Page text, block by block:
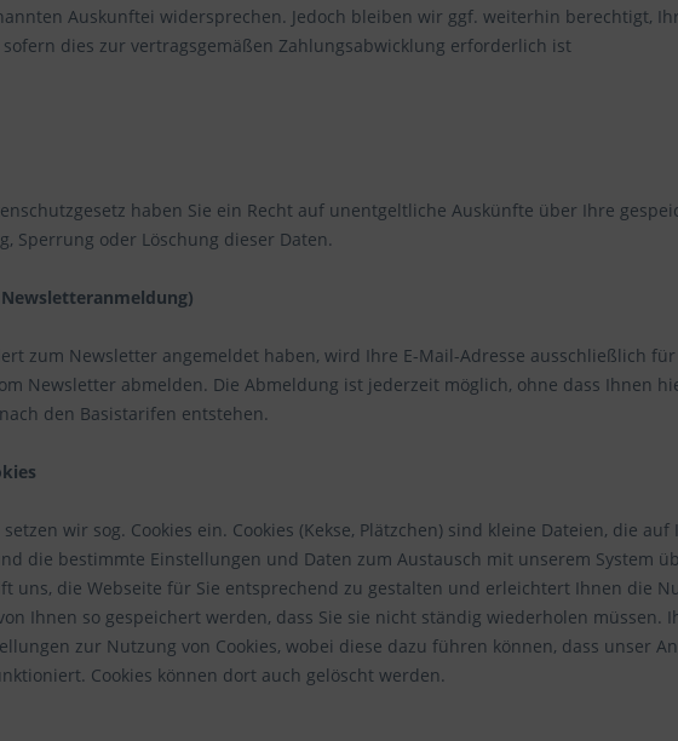
Auskunftei widersprechen. Jedoch bleiben wir ggf. weiterhin berechtigt,
dies zur vertragsgemäßen Zahlungsabwicklung erforderlich ist
haben Sie ein Recht auf unentgeltliche Auskünfte über Ihre
Sperrung oder Löschung dieser Daten.
zum Newsletter angemeldet haben, wird Ihre E-Mail-Adresse ausschließlich für
Newsletter abmelden. Die Abmeldung ist jederzeit möglich, ohne dass Ihnen
den Basistarifen entstehen.
wir sog. Cookies ein. Cookies (Kekse, Plätzchen) sind kleine Dateien, die
die bestimmte Einstellungen und Daten zum Austausch mit unserem System
uns, die Webseite für Sie entsprechend zu gestalten und erleichtert Ihnen die
Ihnen so gespeichert werden, dass Sie sie nicht ständig wiederholen müssen.
zur Nutzung von Cookies, wobei diese dazu führen können, dass unser
Cookies können dort auch gelöscht werden.